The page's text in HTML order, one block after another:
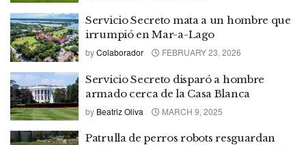
Servicio Secreto mata a un hombre que
irrumpió en Mar-a-Lago
byColaborador FEBRUARY 23, 2026
Servicio Secreto disparó a hombre
armado cerca de la Casa Blanca
by Beatriz Oliva MARCH 9, 2025
Patrulla de perros robots resguardan